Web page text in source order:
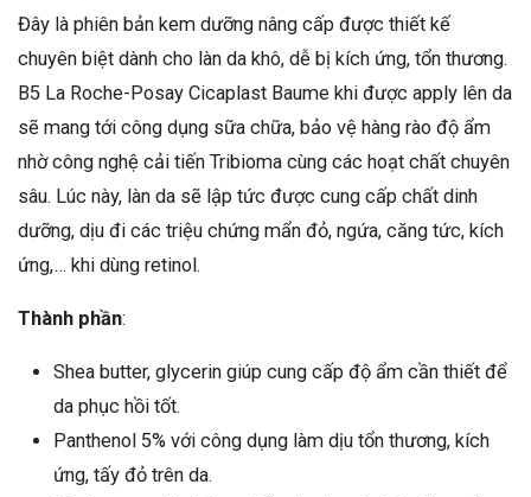
Đây là phiên bản kem dưỡng nâng cấp được thiết kế
chuyên biệt dành cho làn da khô, dễ bị kích ứng, tổn thương.
B5 La Roche-Posay Cicaplast Baume khi được apply lên da
sẽ mang tới công dụng sữa chữa, bảo vệ hàng rào độ ẩm
nhờ công nghệ cải tiến Tribioma cùng các hoạt chất chuyên
sâu. Lúc này, làn da sẽ lập tức được cung cấp chất dinh
dưỡng, dịu đi các triệu chứng mẩn đỏ, ngứa, căng tức, kích
ứng,… khi dùng retinol.
Thành phần:
Shea butter, glycerin giúp cung cấp độ ẩm cần thiết để
da phục hồi tốt.
Panthenol 5% với công dụng làm dịu tổn thương, kích
ứng, tấy đỏ trên da.